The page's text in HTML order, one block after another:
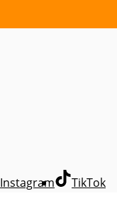
Instagram TikTok